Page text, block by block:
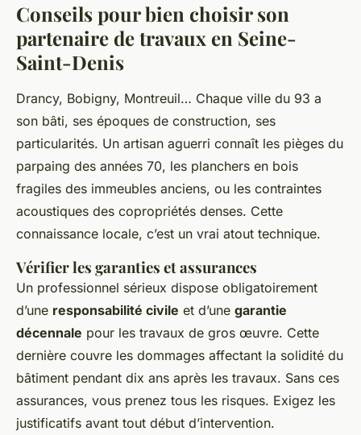
Conseils pour bien choisir son
partenaire de travaux en Seine-
Saint-Denis
Drancy, Bobigny, Montreuil… Chaque ville du 93 a
son bâti, ses époques de construction, ses
particularités. Un artisan aguerri connaît les pièges du
parpaing des années 70, les planchers en bois
fragiles des immeubles anciens, ou les contraintes
acoustiques des copropriétés denses. Cette
connaissance locale, c’est un vrai atout technique.
Vérifier les garanties et assurances
Un professionnel sérieux dispose obligatoirement
d’une responsabilité civile et d’une garantie
décennale pour les travaux de gros œuvre. Cette
dernière couvre les dommages affectant la solidité du
bâtiment pendant dix ans après les travaux. Sans ces
assurances, vous prenez tous les risques. Exigez les
justificatifs avant tout début d’intervention.